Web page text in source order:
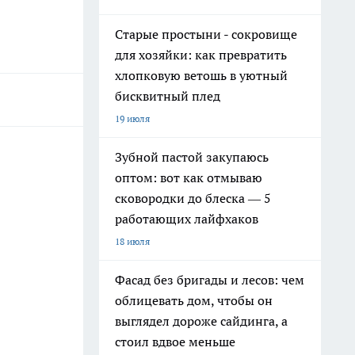
Старые простыни - сокровище
для хозяйки: как превратить
хлопковую ветошь в уютный
бисквитный плед
19 июля
Зубной пастой закупаюсь
оптом: вот как отмываю
сковородки до блеска — 5
работающих лайфхаков
18 июля
Фасад без бригады и лесов: чем
облицевать дом, чтобы он
выглядел дороже сайдинга, а
стоил вдвое меньше